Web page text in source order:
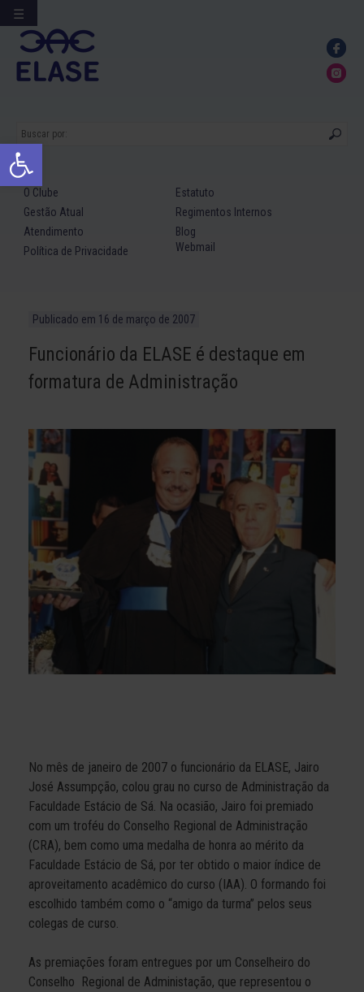
Abrir a barra de ferramentas
Ir
para
conteúdo
O Clube
Estatuto
Gestão Atual
Regimentos Internos
Atendimento
Blog
Política de Privacidade
Webmail
Publicado em 16 de março de 2007
Funcionário da ELASE é destaque em
formatura de Administração
No mês de janeiro de 2007 o funcionário da ELASE, Jairo
José Assumpção, colou grau no curso de Administração da
Faculdade Estácio de Sá. Na ocasião, Jairo foi premiado
com um troféu do Conselho Regional de Administração
(CRA), bem como uma medalha de honra ao mérito da
Faculdade Estácio de Sá, por ter obtido o maior índice de
aproveitamento acadêmico do curso (IAA). O formando foi
escolhido também como o “amigo da turma” pelos seus
colegas de curso.
As premiações foram entregues por um Conselheiro do
Conselho Regional de Administação, que representou o
☰